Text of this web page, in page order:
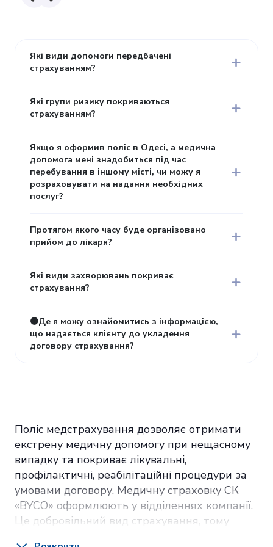
Які види допомоги передбачені
страхуванням?
Які групи ризику покриваються
страхуванням?
Якщо я оформив поліс в Одесі, а медична
допомога мені знадобиться під час
перебування в іншому місті, чи можу я
розраховувати на надання необхідних
послуг?
Протягом якого часу буде організовано
прийом до лікаря?
Які види захворювань покриває
страхування?
🟠Де я можу ознайомитись з інформацією,
що надається клієнту до укладення
договору страхування?
Поліс медстрахування дозволяє отримати
екстрену медичну допомогу при нещасному
випадку та покриває лікувальні,
профілактичні, реабілітаційні процедури за
умовами договору. Медичну страховку СК
«ВУСО» оформлюють у відділеннях компанії.
Це добровільний вид страхування, тому